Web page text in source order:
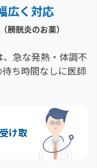
広く対応
膀胱炎のお薬）
急な発熱・体調不
ち時間なしに医師
け取